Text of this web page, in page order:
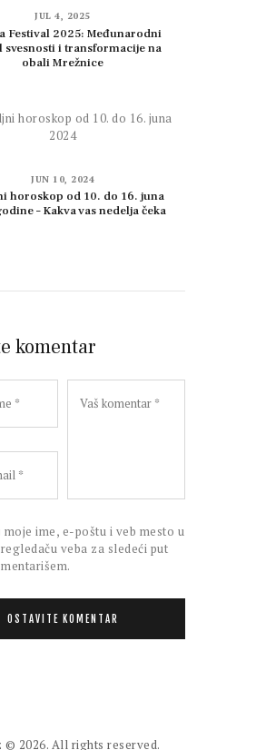
JUL 4, 2025
Festival 2025: Međunarodni
svesnosti i transformacije na
obali Mrežnice
JUN 10, 2024
horoskop od 10. do 16. juna
– Kakva vas nedelja čeka
komentar
moje ime, e-poštu i veb mesto u
veba za sledeći put
© 2026. All rights reserved.